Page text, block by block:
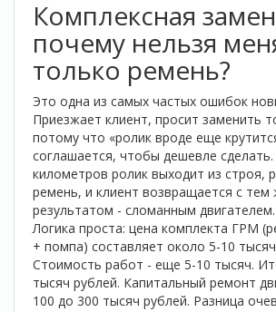
Комплексная
почему нельзя
только ремень?
Это одна из самых частых ошибок
Приезжает клиент, просит заменить
потому что «ролик вроде еще
соглашается, чтобы дешевле
километров ролик выходит из строя,
ремень, и клиент возвращается с тем
результатом - сломанным двигателем.
Логика проста: цена комплекта ГРМ
+ помпа) составляет около 5-10
Стоимость работ - еще 5-10 тысяч.
тысяч рублей. Капитальный ремонт
100 до 300 тысяч рублей. Разница